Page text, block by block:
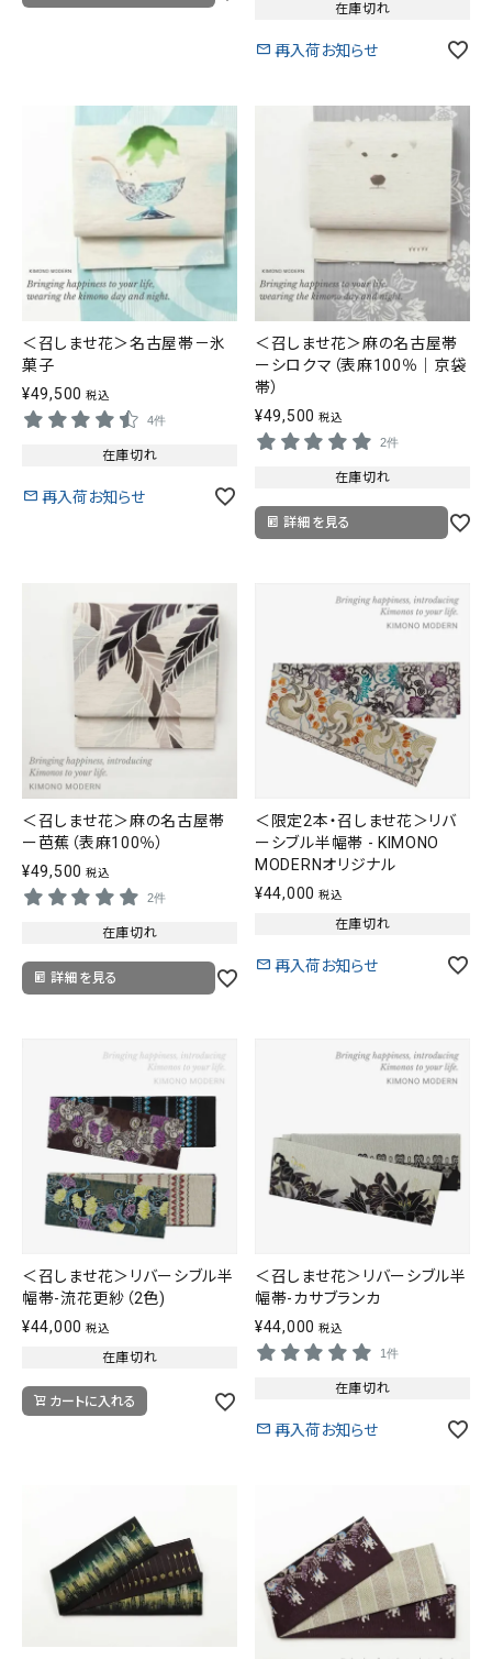
在庫切れ
再入荷お知らせ
＜召しませ花＞名古屋帯－氷
菓子
¥49,500 税込
4件
在庫切れ
再入荷お知らせ
＜召しませ花＞麻の名古屋帯
ーシロクマ（表麻100％｜京袋
帯）
¥49,500 税込
2件
在庫切れ
詳細を見る
＜召しませ花＞麻の名古屋帯
ー芭蕉（表麻100％）
¥49,500 税込
2件
在庫切れ
詳細を見る
＜限定2本・召しませ花＞リバ
ーシブル半幅帯 - KIMONO
MODERNオリジナル
¥44,000 税込
在庫切れ
再入荷お知らせ
＜召しませ花＞リバーシブル半
幅帯-流花更紗（2色)
¥44,000 税込
在庫切れ
カートに入れる
＜召しませ花＞リバーシブル半
幅帯-カサブランカ
¥44,000 税込
1件
在庫切れ
再入荷お知らせ